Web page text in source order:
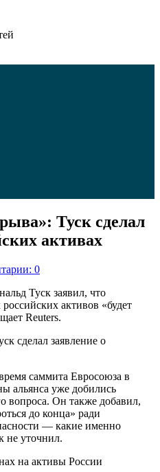
Туск сделал
активах
0
Туск заявил, что
активов «будет
Reuters.
саммита Евросоюза в
альянса уже добились
вопроса. Он также добавил,
до конца» ради
— какие именно
не уточнил.
на активы России